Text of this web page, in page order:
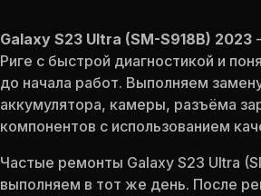
Galaxy S23 Ultra (SM-S918B) 2023
Риге с быстрой диагностикой и
до начала работ. Выполняем
аккумулятора, камеры, разъёма
компонентов с использованием
Частые ремонты Galaxy S23 Ultra
выполняем в тот же день. После